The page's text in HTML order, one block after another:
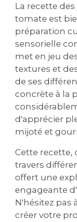
La recette
tomate est
préparation
sensorielle
met en jeu
textures et
de ses
concrète à la
d'apprécier
mijoté et
Cette recette,
travers
offert une
engageante
N'hésitez pas
créer votre